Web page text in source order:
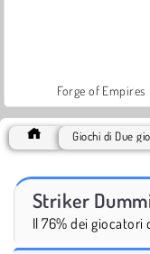
Forge of Empires
Giochi di Due
Striker
Il 76% dei giocatori